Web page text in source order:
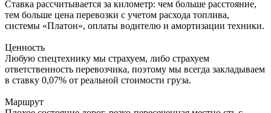
Ставка рассчитывается за километр: чем больше расстояние,
тем больше цена перевозки с учетом расхода топлива,
системы «Платон», оплаты водителю и амортизации техники.
Ценность
Любую спецтехнику мы страхуем, либо страхуем
ответственность перевозчика, поэтому мы всегда закладываем
в ставку 0,07% от реальной стоимости груза.
Маршрут